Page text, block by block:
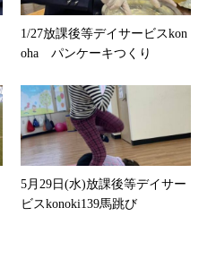
1/27放課後等デイサービスkon
oha パンケーキつくり
5月29日(水)放課後等デイサー
ビスkonoki139馬跳び